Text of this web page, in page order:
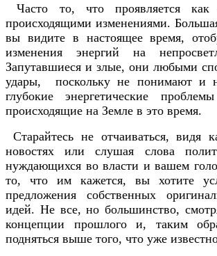
Часто то, что проявляется как
происходящими изменениями.
вы видите в настоящее время,
изменения энергий на
Запутавшиеся и злые, они любыми
удары, поскольку не понимают и
глубокие энергетические
происходящие на Земле в это время.
Старайтесь не отчаиваться, видя
новостях или слушая слова
нуждающихся во власти и вашем
то, что им кажется, вы хотите
предложения собственных
идей. Не все, но большинство,
концепции прошлого и, таким
подняться выше того, что уже